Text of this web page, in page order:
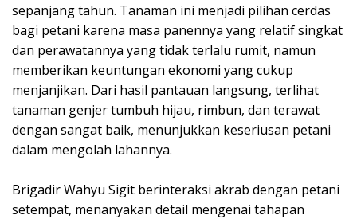
sepanjang tahun. Tanaman ini menjadi pilihan cerdas
bagi petani karena masa panennya yang relatif singkat
dan perawatannya yang tidak terlalu rumit, namun
memberikan keuntungan ekonomi yang cukup
menjanjikan. Dari hasil pantauan langsung, terlihat
tanaman genjer tumbuh hijau, rimbun, dan terawat
dengan sangat baik, menunjukkan keseriusan petani
dalam mengolah lahannya.
Brigadir Wahyu Sigit berinteraksi akrab dengan petani
setempat, menanyakan detail mengenai tahapan